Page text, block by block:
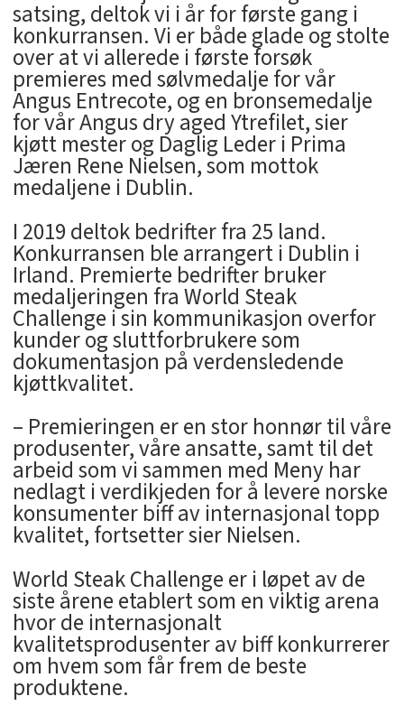
satsing, deltok vi i år for første gang i
konkurransen. Vi er både glade og stolte
over at vi allerede i første forsøk
premieres med sølvmedalje for vår
Angus Entrecote, og en bronsemedalje
for vår Angus dry aged Ytrefilet, sier
kjøtt mester og Daglig Leder i Prima
Jæren Rene Nielsen, som mottok
medaljene i Dublin.
I 2019 deltok bedrifter fra 25 land.
Konkurransen ble arrangert i Dublin i
Irland. Premierte bedrifter bruker
medaljeringen fra World Steak
Challenge i sin kommunikasjon overfor
kunder og sluttforbrukere som
dokumentasjon på verdensledende
kjøttkvalitet.
– Premieringen er en stor honnør til våre
produsenter, våre ansatte, samt til det
arbeid som vi sammen med Meny har
nedlagt i verdikjeden for å levere norske
konsumenter biff av internasjonal topp
kvalitet, fortsetter sier Nielsen.
World Steak Challenge er i løpet av de
siste årene etablert som en viktig arena
hvor de internasjonalt
kvalitetsprodusenter av biff konkurrerer
om hvem som får frem de beste
produktene.